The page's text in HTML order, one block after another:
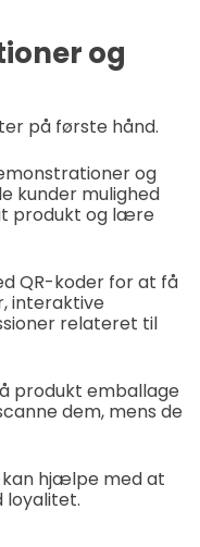
og
på første hånd.
og
kunder mulighed
produkt og lære
QR-koder for at få
interaktive
relateret til
produkt emballage
dem, mens de
kan hjælpe med at
loyalitet.